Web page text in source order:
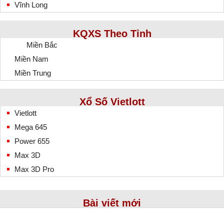
Vĩnh Long
KQXS Theo Tỉnh
Miền Bắc
Miền Nam
Miền Trung
Xổ Số Vietlott
Vietlott
Mega 645
Power 655
Max 3D
Max 3D Pro
Bài viết mới